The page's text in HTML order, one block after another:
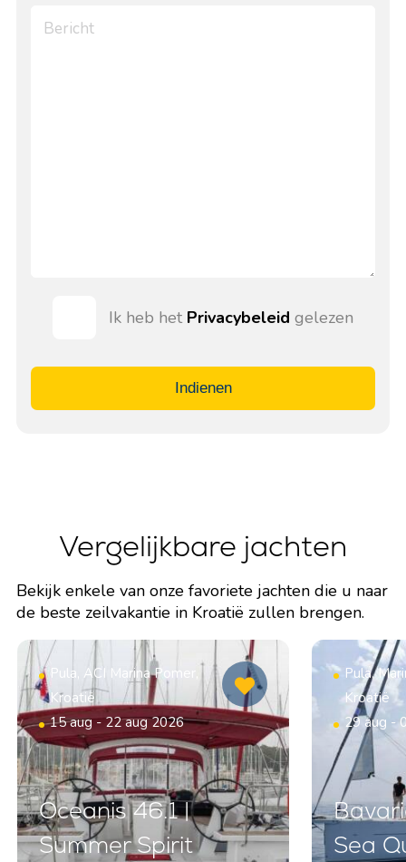
Ik heb het Privacybeleid gelezen
Indienen
Vergelijkbare jachten
Bekijk enkele van onze favoriete jachten die u naar
de beste zeilvakantie in Kroatië zullen brengen.
Pula, ACI Marina Pomer,
Kroatië
15 aug - 22 aug 2026
Oceanis 46.1 |
Summer Spirit
Pula,
Kroatië
29 aug -
Sea